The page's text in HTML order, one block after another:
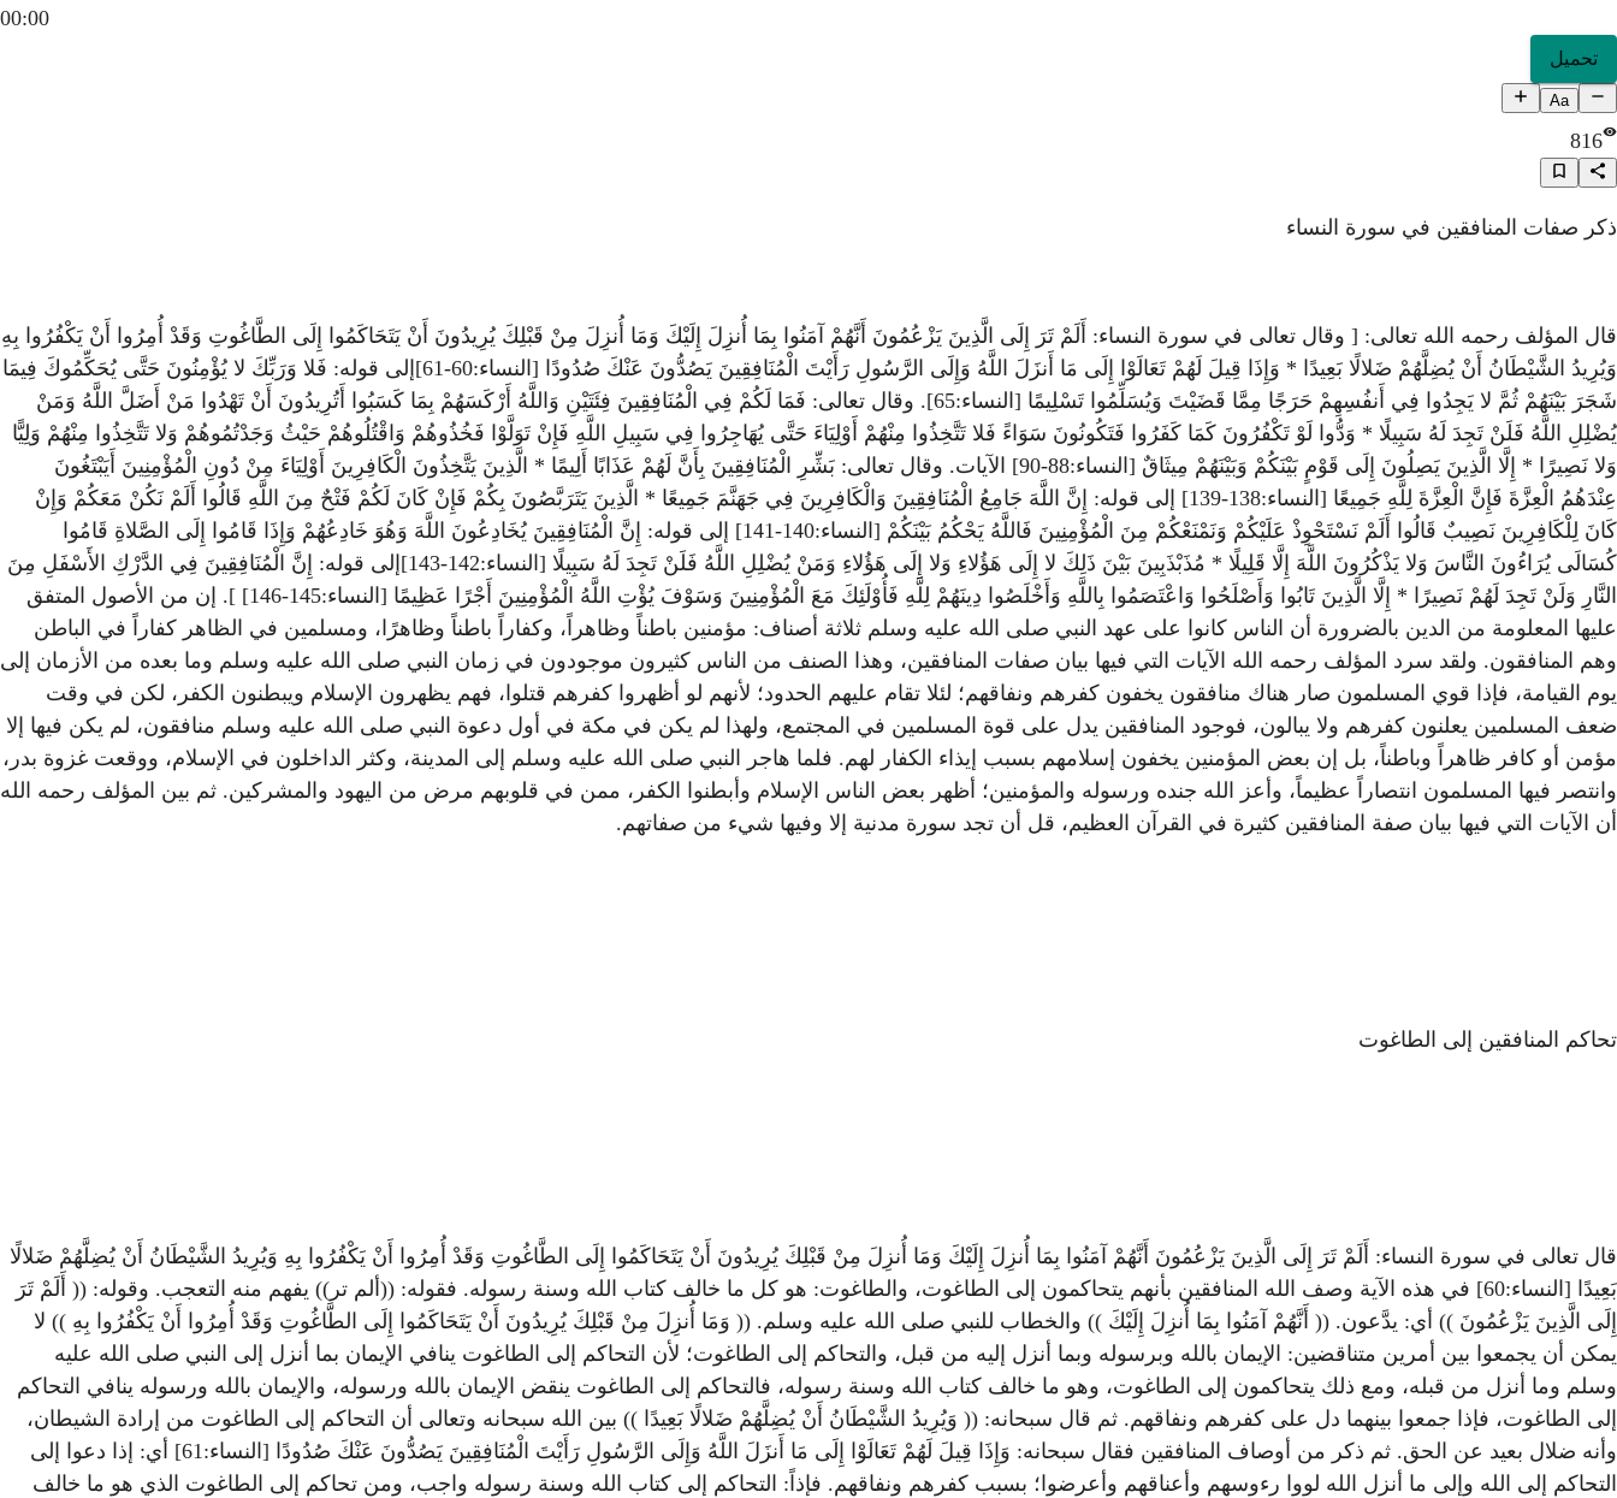
00:00
تحميل
Aa
816
ذكر صفات المنافقين في سورة النساء
قال المؤلف رحمه الله تعالى: [ وقال تعالى في سورة النساء: أَلَمْ تَرَ إِلَى الَّذِينَ يَزْعُمُونَ أَنَّهُمْ آمَنُوا بِمَا أُنزِلَ إِلَيْكَ وَمَا أُنزِلَ مِنْ قَبْلِكَ يُرِيدُونَ أَنْ يَتَحَاكَمُوا إِلَى الطَّاغُوتِ وَقَدْ أُمِرُوا أَنْ يَكْفُرُوا بِهِ
وَيُرِيدُ الشَّيْطَانُ أَنْ يُضِلَّهُمْ ضَلالًا بَعِيدًا * وَإِذَا قِيلَ لَهُمْ تَعَالَوْا إِلَى مَا أَنزَلَ اللَّهُ وَإِلَى الرَّسُولِ رَأَيْتَ الْمُنَافِقِينَ يَصُدُّونَ عَنْكَ صُدُودًا [النساء:60-61]إلى قوله: فَلا وَرَبِّكَ لا يُؤْمِنُونَ حَتَّى يُحَكِّمُوكَ فِيمَا
شَجَرَ بَيْنَهُمْ ثُمَّ لا يَجِدُوا فِي أَنفُسِهِمْ حَرَجًا مِمَّا قَضَيْتَ وَيُسَلِّمُوا تَسْلِيمًا [النساء:65]. وقال تعالى: فَمَا لَكُمْ فِي الْمُنَافِقِينَ فِئَتَيْنِ وَاللَّهُ أَرْكَسَهُمْ بِمَا كَسَبُوا أَتُرِيدُونَ أَنْ تَهْدُوا مَنْ أَضَلَّ اللَّهُ وَمَنْ
يُضْلِلِ اللَّهُ فَلَنْ تَجِدَ لَهُ سَبِيلًا * وَدُّوا لَوْ تَكْفُرُونَ كَمَا كَفَرُوا فَتَكُونُونَ سَوَاءً فَلا تَتَّخِذُوا مِنْهُمْ أَوْلِيَاءَ حَتَّى يُهَاجِرُوا فِي سَبِيلِ اللَّهِ فَإِنْ تَوَلَّوْا فَخُذُوهُمْ وَاقْتُلُوهُمْ حَيْثُ وَجَدْتُمُوهُمْ وَلا تَتَّخِذُوا مِنْهُمْ وَلِيًّا
وَلا نَصِيرًا * إِلَّا الَّذِينَ يَصِلُونَ إِلَى قَوْمٍ بَيْنَكُمْ وَبَيْنَهُمْ مِيثَاقٌ [النساء:88-90] الآيات. وقال تعالى: بَشِّرِ الْمُنَافِقِينَ بِأَنَّ لَهُمْ عَذَابًا أَلِيمًا * الَّذِينَ يَتَّخِذُونَ الْكَافِرِينَ أَوْلِيَاءَ مِنْ دُونِ الْمُؤْمِنِينَ أَيَبْتَغُونَ
عِنْدَهُمُ الْعِزَّةَ فَإِنَّ الْعِزَّةَ لِلَّهِ جَمِيعًا [النساء:138-139] إلى قوله: إِنَّ اللَّهَ جَامِعُ الْمُنَافِقِينَ وَالْكَافِرِينَ فِي جَهَنَّمَ جَمِيعًا * الَّذِينَ يَتَرَبَّصُونَ بِكُمْ فَإِنْ كَانَ لَكُمْ فَتْحٌ مِنَ اللَّهِ قَالُوا أَلَمْ نَكُنْ مَعَكُمْ وَإِنْ
كَانَ لِلْكَافِرِينَ نَصِيبٌ قَالُوا أَلَمْ نَسْتَحْوِذْ عَلَيْكُمْ وَنَمْنَعْكُمْ مِنَ الْمُؤْمِنِينَ فَاللَّهُ يَحْكُمُ بَيْنَكُمْ [النساء:140-141] إلى قوله: إِنَّ الْمُنَافِقِينَ يُخَادِعُونَ اللَّهَ وَهُوَ خَادِعُهُمْ وَإِذَا قَامُوا إِلَى الصَّلاةِ قَامُوا
كُسَالَى يُرَاءُونَ النَّاسَ وَلا يَذْكُرُونَ اللَّهَ إِلَّا قَلِيلًا * مُذَبْذَبِينَ بَيْنَ ذَلِكَ لا إِلَى هَؤُلاءِ وَلا إِلَى هَؤُلاءِ وَمَنْ يُضْلِلِ اللَّهُ فَلَنْ تَجِدَ لَهُ سَبِيلًا [النساء:142-143]إلى قوله: إِنَّ الْمُنَافِقِينَ فِي الدَّرْكِ الأَسْفَلِ مِنَ
النَّارِ وَلَنْ تَجِدَ لَهُمْ نَصِيرًا * إِلَّا الَّذِينَ تَابُوا وَأَصْلَحُوا وَاعْتَصَمُوا بِاللَّهِ وَأَخْلَصُوا دِينَهُمْ لِلَّهِ فَأُوْلَئِكَ مَعَ الْمُؤْمِنِينَ وَسَوْفَ يُؤْتِ اللَّهُ الْمُؤْمِنِينَ أَجْرًا عَظِيمًا [النساء:145-146] ]. إن من الأصول المتفق
عليها المعلومة من الدين بالضرورة أن الناس كانوا على عهد النبي صلى الله عليه وسلم ثلاثة أصناف: مؤمنين باطناً وظاهراً، وكفاراً باطناً وظاهرًا، ومسلمين في الظاهر كفاراً في الباطن
وهم المنافقون. ولقد سرد المؤلف رحمه الله الآيات التي فيها بيان صفات المنافقين، وهذا الصنف من الناس كثيرون موجودون في زمان النبي صلى الله عليه وسلم وما بعده من الأزمان إلى
يوم القيامة، فإذا قوي المسلمون صار هناك منافقون يخفون كفرهم ونفاقهم؛ لئلا تقام عليهم الحدود؛ لأنهم لو أظهروا كفرهم قتلوا، فهم يظهرون الإسلام ويبطنون الكفر، لكن في وقت
ضعف المسلمين يعلنون كفرهم ولا يبالون، فوجود المنافقين يدل على قوة المسلمين في المجتمع، ولهذا لم يكن في مكة في أول دعوة النبي صلى الله عليه وسلم منافقون، لم يكن فيها إلا
مؤمن أو كافر ظاهراً وباطناً، بل إن بعض المؤمنين يخفون إسلامهم بسبب إيذاء الكفار لهم. فلما هاجر النبي صلى الله عليه وسلم إلى المدينة، وكثر الداخلون في الإسلام، ووقعت غزوة بدر،
وانتصر فيها المسلمون انتصاراً عظيماً، وأعز الله جنده ورسوله والمؤمنين؛ أظهر بعض الناس الإسلام وأبطنوا الكفر، ممن في قلوبهم مرض من اليهود والمشركين. ثم بين المؤلف رحمه الله
أن الآيات التي فيها بيان صفة المنافقين كثيرة في القرآن العظيم، قل أن تجد سورة مدنية إلا وفيها شيء من صفاتهم.
تحاكم المنافقين إلى الطاغوت
قال تعالى في سورة النساء: أَلَمْ تَرَ إِلَى الَّذِينَ يَزْعُمُونَ أَنَّهُمْ آمَنُوا بِمَا أُنزِلَ إِلَيْكَ وَمَا أُنزِلَ مِنْ قَبْلِكَ يُرِيدُونَ أَنْ يَتَحَاكَمُوا إِلَى الطَّاغُوتِ وَقَدْ أُمِرُوا أَنْ يَكْفُرُوا بِهِ وَيُرِيدُ الشَّيْطَانُ أَنْ يُضِلَّهُمْ ضَلالًا
بَعِيدًا [النساء:60] في هذه الآية وصف الله المنافقين بأنهم يتحاكمون إلى الطاغوت، والطاغوت: هو كل ما خالف كتاب الله وسنة رسوله. فقوله: ((ألم تر)) يفهم منه التعجب. وقوله: (( أَلَمْ تَرَ
إِلَى الَّذِينَ يَزْعُمُونَ )) أي: يدَّعون. (( أَنَّهُمْ آمَنُوا بِمَا أُنزِلَ إِلَيْكَ )) والخطاب للنبي صلى الله عليه وسلم. (( وَمَا أُنزِلَ مِنْ قَبْلِكَ يُرِيدُونَ أَنْ يَتَحَاكَمُوا إِلَى الطَّاغُوتِ وَقَدْ أُمِرُوا أَنْ يَكْفُرُوا بِهِ )) لا
يمكن أن يجمعوا بين أمرين متناقضين: الإيمان بالله وبرسوله وبما أنزل إليه من قبل، والتحاكم إلى الطاغوت؛ لأن التحاكم إلى الطاغوت ينافي الإيمان بما أنزل إلى النبي صلى الله عليه
وسلم وما أنزل من قبله، ومع ذلك يتحاكمون إلى الطاغوت، وهو ما خالف كتاب الله وسنة رسوله، فالتحاكم إلى الطاغوت ينقض الإيمان بالله ورسوله، والإيمان بالله ورسوله ينافي التحاكم
إلى الطاغوت، فإذا جمعوا بينهما دل على كفرهم ونفاقهم. ثم قال سبحانه: (( وَيُرِيدُ الشَّيْطَانُ أَنْ يُضِلَّهُمْ ضَلالًا بَعِيدًا )) بين الله سبحانه وتعالى أن التحاكم إلى الطاغوت من إرادة الشيطان،
وأنه ضلال بعيد عن الحق. ثم ذكر من أوصاف المنافقين فقال سبحانه: وَإِذَا قِيلَ لَهُمْ تَعَالَوْا إِلَى مَا أَنزَلَ اللَّهُ وَإِلَى الرَّسُولِ رَأَيْتَ الْمُنَافِقِينَ يَصُدُّونَ عَنْكَ صُدُودًا [النساء:61] أي: إذا دعوا إلى
التحاكم إلى الله وإلى ما أنزل الله لووا رءوسهم وأعناقهم وأعرضوا؛ بسبب كفرهم ونفاقهم. فإذاً: التحاكم إلى كتاب الله وسنة رسوله واجب، ومن تحاكم إلى الطاغوت الذي هو ما خالف